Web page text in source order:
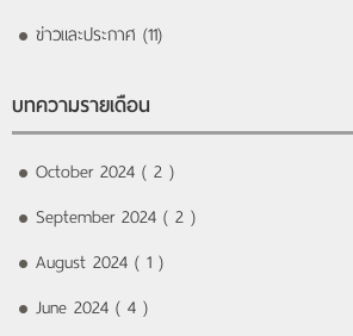
ข่าวและประกาศ (11)
บทความรายเดือน
October 2024 ( 2 )
September 2024 ( 2 )
August 2024 ( 1 )
June 2024 ( 4 )